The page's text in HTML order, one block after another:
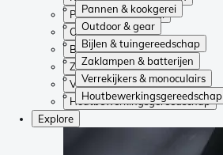
Pannen & kookgerei
Outdoor & gear
Bijlen & tuingereedschap
Zaklampen & batterijen
Verrekijkers & monoculairs
Houtbewerkingsgereedschap
Pannen & kookgerei
Outdoor & gear
Bijlen & tuingereedschap
Zaklampen & batterijen
Verrekijkers & monoculairs
Houtbewerkingsgereedschap
Explore